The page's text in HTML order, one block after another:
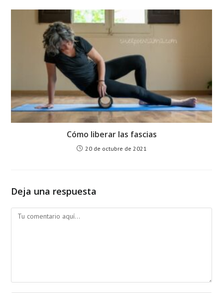
Cómo liberar las fascias
20 de octubre de 2021
Deja una respuesta